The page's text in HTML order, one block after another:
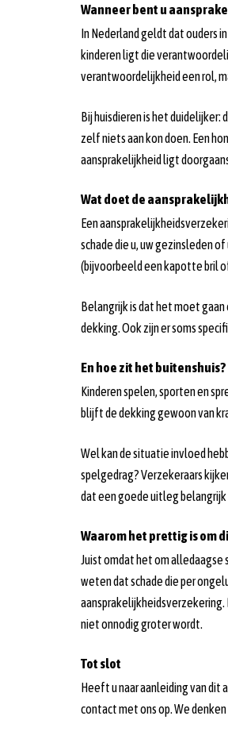
Wanneer bent u
In Nederland geldt dat ouders
kinderen ligt die
verantwoordelijkheid een rol,
Bij huisdieren is het duidelijker:
zelf niets aan kon doen. Een
aansprakelijkheid ligt
Wat doet de
Een
schade die u, uw gezinsleden
(bijvoorbeeld een kapotte bril
Belangrijk is dat het moet
dekking. Ook zijn er soms
En hoe zit het buitenshuis?
Kinderen spelen, sporten en
blijft de dekking gewoon van
Wel kan de situatie invloed
spelgedrag? Verzekeraars
dat een goede uitleg belangrijk
Waarom het prettig is om
Juist omdat het om
weten dat schade die per
niet onnodig groter wordt.
Tot slot
Heeft u naar aanleiding van
contact met ons op. We